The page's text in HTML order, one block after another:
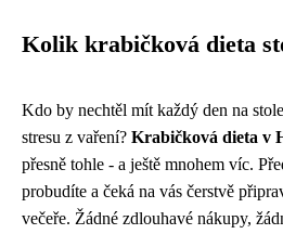
Kolik krabičková dieta
Kdo by nechtěl mít každý den na
stresu z vaření? Krabičková dieta v
přesně tohle - a ještě mnohem víc.
probudíte a čeká na vás čerstvě
večeře. Žádné zdlouhavé nákupy,